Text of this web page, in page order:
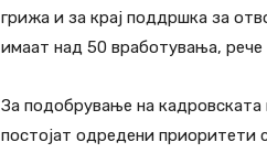
грижа и за крај поддршка за
имаат над 50 вработувања, рече
За подобрување на
постојат одредени приоритети